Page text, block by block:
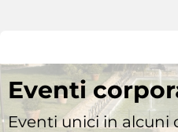
Eventi
Eventi unici in alcuni